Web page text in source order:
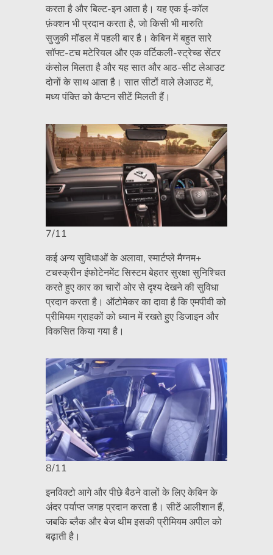
करता है और बिल्ट-इन आता है। यह एक ई-कॉल
फ़ंक्शन भी प्रदान करता है, जो किसी भी मारुति
सुजुकी मॉडल में पहली बार है। केबिन में बहुत सारे
सॉफ्ट-टच मटेरियल और एक वर्टिकली-स्ट्रेच्ड सेंटर
कंसोल मिलता है और यह सात और आठ-सीट लेआउट
दोनों के साथ आता है। सात सीटों वाले लेआउट में,
मध्य पंक्ति को कैप्टन सीटें मिलती हैं।
7/11
कई अन्य सुविधाओं के अलावा, स्मार्टप्ले मैग्नम+
टचस्क्रीन इंफोटेनमेंट सिस्टम बेहतर सुरक्षा सुनिश्चित
करते हुए कार का चारों ओर से दृश्य देखने की सुविधा
प्रदान करता है। ऑटोमेकर का दावा है कि एमपीवी को
प्रीमियम ग्राहकों को ध्यान में रखते हुए डिजाइन और
विकसित किया गया है।
8/11
इनविक्टो आगे और पीछे बैठने वालों के लिए केबिन के
अंदर पर्याप्त जगह प्रदान करता है। सीटें आलीशान हैं,
जबकि ब्लैक और बेज थीम इसकी प्रीमियम अपील को
बढ़ाती है।